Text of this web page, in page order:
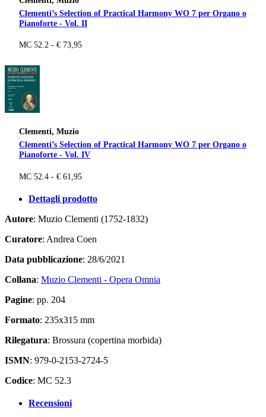
Clementi’s Selection of Practical Harmony WO 7 per Organo o
Pianoforte - Vol. II
MC 52.2 - € 73,95
Clementi, Muzio
Clementi’s Selection of Practical Harmony WO 7 per Organo o
Pianoforte - Vol. IV
MC 52.4 - € 61,95
Dettagli prodotto
Autore: Muzio Clementi (1752-1832)
Curatore: Andrea Coen
Data pubblicazione: 28/6/2021
Collana: Muzio Clementi - Opera Omnia
Pagine: pp. 204
Formato: 235x315 mm
Rilegatura: Brossura (copertina morbida)
ISMN: 979-0-2153-2724-5
Codice: MC 52.3
Recensioni